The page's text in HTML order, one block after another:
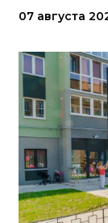
07 августа